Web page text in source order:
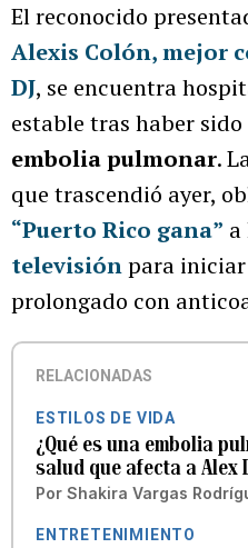
El reconocido
Alexis Colón, mejor
DJ, se encuentra
estable tras haber
embolia pulmonar.
que trascendió ayer,
“Puerto Rico gana” a
televisiónpara
prolongado con
RELACIONADAS
ESTILOS DE VIDA
¿Qué es una embolia
salud que afecta a Alex
Por Shakira Vargas
ENTRETENIMIENTO